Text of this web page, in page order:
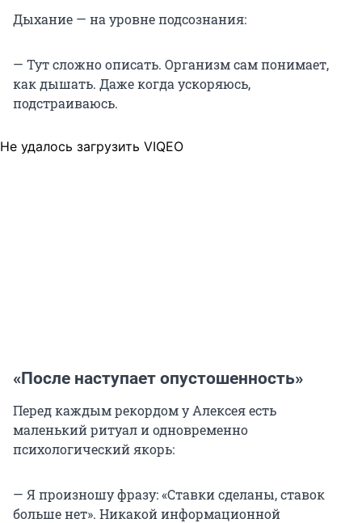
Дыхание — на уровне подсознания:
— Тут сложно описать. Организм сам понимает,
как дышать. Даже когда ускоряюсь,
подстраиваюсь.
Не удалось загрузить VIQEO
«После наступает опустошенность»
Перед каждым рекордом у Алексея есть
маленький ритуал и одновременно
психологический якорь:
— Я произношу фразу: «Ставки сделаны, ставок
больше нет». Никакой информационной